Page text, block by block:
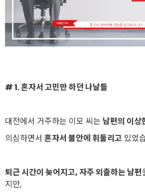
# 1. 혼자서 고민만 하던 나날들
대전에서 거주하는 이모 씨는 남편의 이상
의심하면서 혼자서 불안에 휘둘리고 있었
퇴근 시간이 늦어지고, 자주 외출하는 남편
지만,